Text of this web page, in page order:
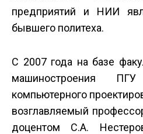
предприятий и НИИ
бывшего политеха.
С 2007 года на базе
машиностроения
компьютерного
возглавляемый
доцентом С.А.